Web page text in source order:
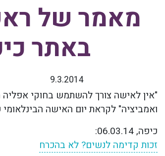
מאמר של
באתר
9.3.2014
"אין לאישה צורך להשתמש בחוקי
ואמביציה" לקראת יום האישה
כיפה, 06.03.14
:
זכות קדימה לנשים? לא בהכרח